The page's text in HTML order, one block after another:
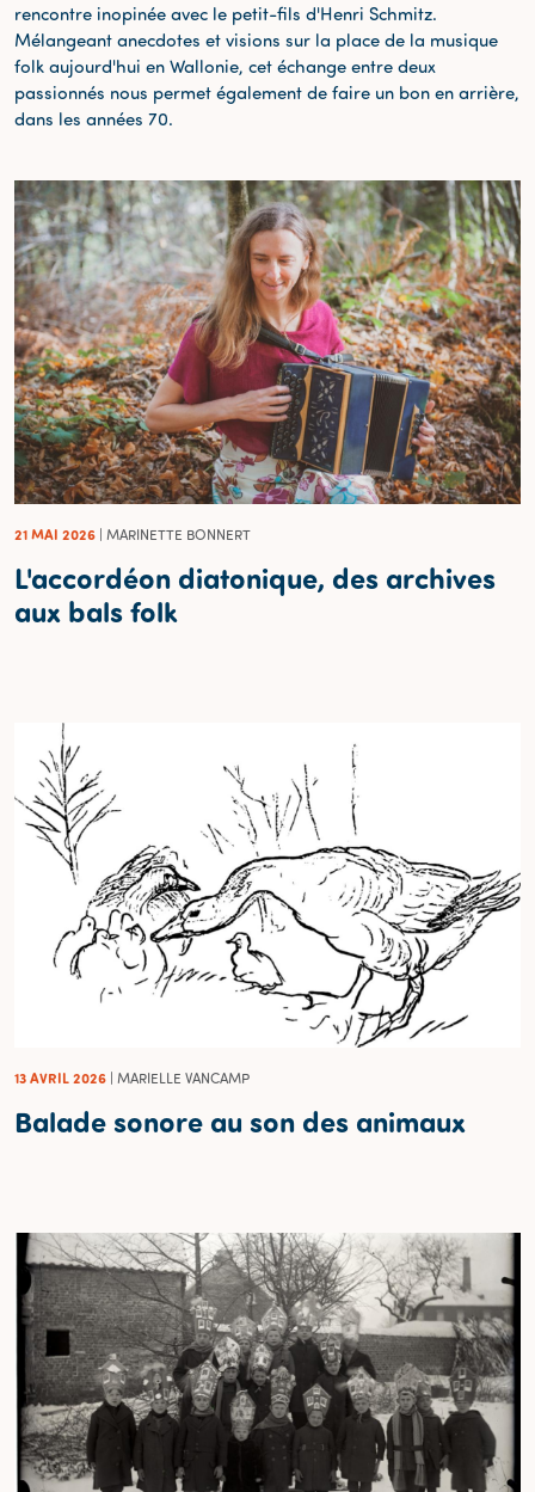
rencontre inopinée avec le petit-fils d'Henri Schmitz.
Mélangeant anecdotes et visions sur la place de la musique
folk aujourd'hui en Wallonie, cet échange entre deux
passionnés nous permet également de faire un bon en arrière,
dans les années 70.
21 MAI 2026 | MARINETTE BONNERT
L'accordéon diatonique, des archives
aux bals folk
13 AVRIL 2026 | MARIELLE VANCAMP
Balade sonore au son des animaux